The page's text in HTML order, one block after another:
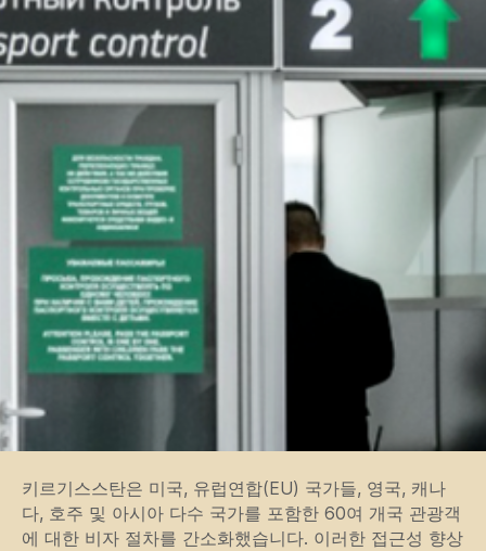
키르기스스탄은 미국, 유럽연합(EU) 국가들, 영국, 캐나
다, 호주 및 아시아 다수 국가를 포함한 60여 개국 관광객
에 대한 비자 절차를 간소화했습니다. 이러한 접근성 향상